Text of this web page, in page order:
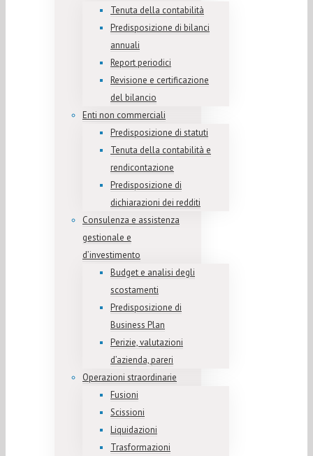
Tenuta della contabilità
Predisposizione di bilanci
annuali
Report periodici
Revisione e certificazione
del bilancio
Enti non commerciali
Predisposizione di statuti
Tenuta della contabilità e
rendicontazione
Predisposizione di
dichiarazioni dei redditi
Consulenza e assistenza
gestionale e
d’investimento
Budget e analisi degli
scostamenti
Predisposizione di
Business Plan
Perizie, valutazioni
d’azienda, pareri
Operazioni straordinarie
Fusioni
Scissioni
Liquidazioni
Trasformazioni